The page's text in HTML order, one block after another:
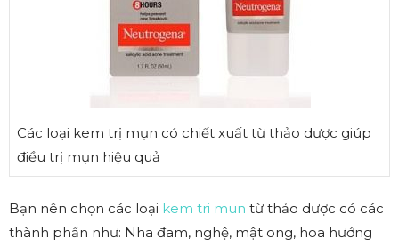
Các loại kem trị mụn có chiết xuất từ thảo dược giúp
điều trị mụn hiệu quả
Bạn nên chọn các loại kem tri mun từ thảo dược có các
thành phần như: Nha đam, nghệ, mật ong, hoa hướng